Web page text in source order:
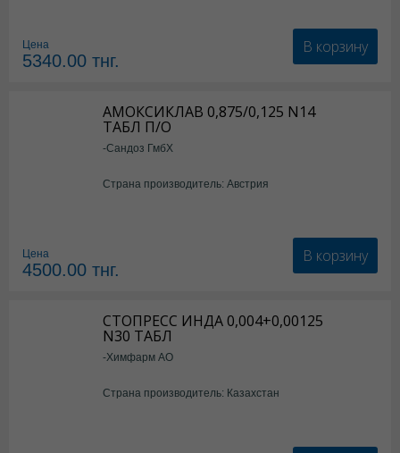
Цена
5340.00 тнг.
В корзину
АМОКСИКЛАВ 0,875/0,125 N14
ТАБЛ П/О
-Сандоз ГмбХ
Страна производитель: Австрия
Цена
4500.00 тнг.
В корзину
СТОПРЕСС ИНДА 0,004+0,00125
N30 ТАБЛ
-Химфарм АО
Страна производитель: Казахстан